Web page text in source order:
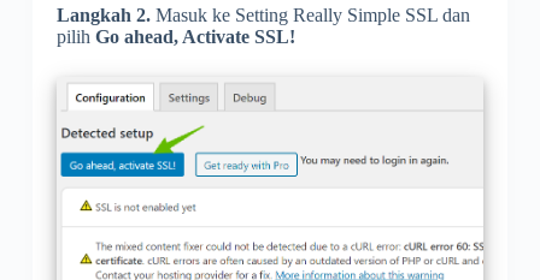
Langkah 2. Masuk ke Setting Really Simple SSL dan
pilih Go ahead, Activate SSL!